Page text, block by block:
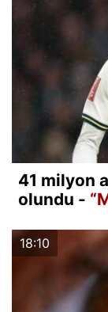
41 milyon
olundu -
18:10